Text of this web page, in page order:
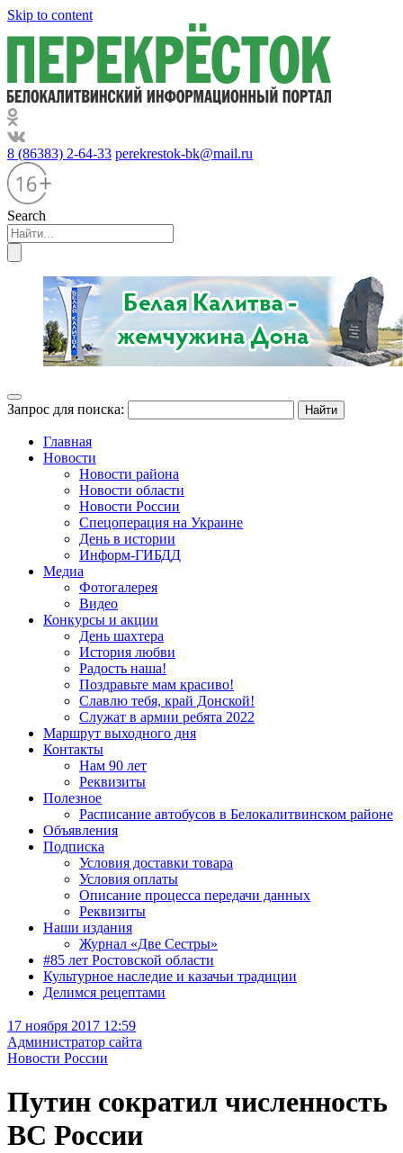
Skip to content
8 (86383) 2-64-33 perekrestok-bk@mail.ru
Search
Запрос для поиска:
Главная
Новости
Новости района
Новости области
Новости России
Спецоперация на Украине
День в истории
Информ-ГИБДД
Медиа
Фотогалерея
Видео
Конкурсы и акции
День шахтера
История любви
Радость наша!
Поздравьте мам красиво!
Славлю тебя, край Донской!
Служат в армии ребята 2022
Маршрут выходного дня
Контакты
Нам 90 лет
Реквизиты
Полезное
Расписание автобусов в Белокалитвинском районе
Объявления
Подписка
Условия доставки товара
Условия оплаты
Описание процесса передачи данных
Реквизиты
Наши издания
Журнал «Две Сестры»
#85 лет Ростовской области
Культурное наследие и казачьи традиции
Делимся рецептами
17 ноября 2017 12:59
Администратор сайта
Новости России
Путин сократил численность
ВС России